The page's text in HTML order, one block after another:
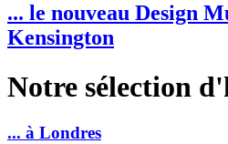
... le nouveau Design
Kensington
Notre sélection
... à Londres